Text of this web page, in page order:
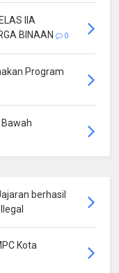
IIA
BINAAN
0
Program
berhasil
Kota